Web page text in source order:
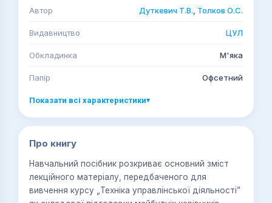
Автор Дуткевич Т.В. Толков О.С.
Видавництво ЦУЛ
Обкладинка М'яка
Папір Офсетний
Показати всі характеристики▾
Про книгу
Навчальний посібник розкриває основний зміст
лекційного матеріалу, передбаченого для
вивчення курсу „Техніка управлінської діяльності”